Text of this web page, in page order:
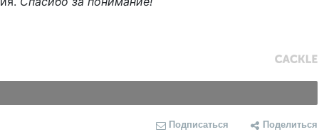
Подписаться Поделиться